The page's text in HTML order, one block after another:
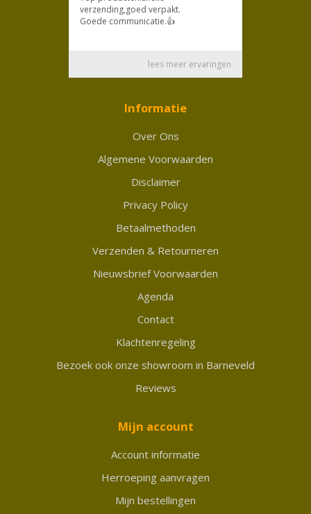
Informatie
Over Ons
Algemene Voorwaarden
Disclaimer
Privacy Policy
Betaalmethoden
Verzenden & Retourneren
Nieuwsbrief Voorwaarden
Agenda
Contact
Klachtenregeling
Bezoek ook onze showroom in Barneveld
Reviews
Mijn account
Account informatie
Herroeping aanvragen
Mijn bestellingen